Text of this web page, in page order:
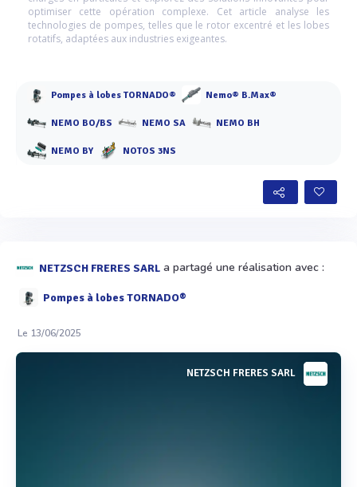
optimiser cette opération complexe. Cet article analyse les
technologies de pompes, telles que le rotor excentré et les lobes
rotatifs, adaptées aux industries exigeantes.
Pompes à lobes TORNADO® Nemo® B.Max®
NEMO BO/BS NEMO SA NEMO BH
NEMO BY NOTOS 3NS
NETZSCH FRERES SARL a partagé une réalisation avec :
Pompes à lobes TORNADO®
Le 13/06/2025
NETZSCH FRERES SARL